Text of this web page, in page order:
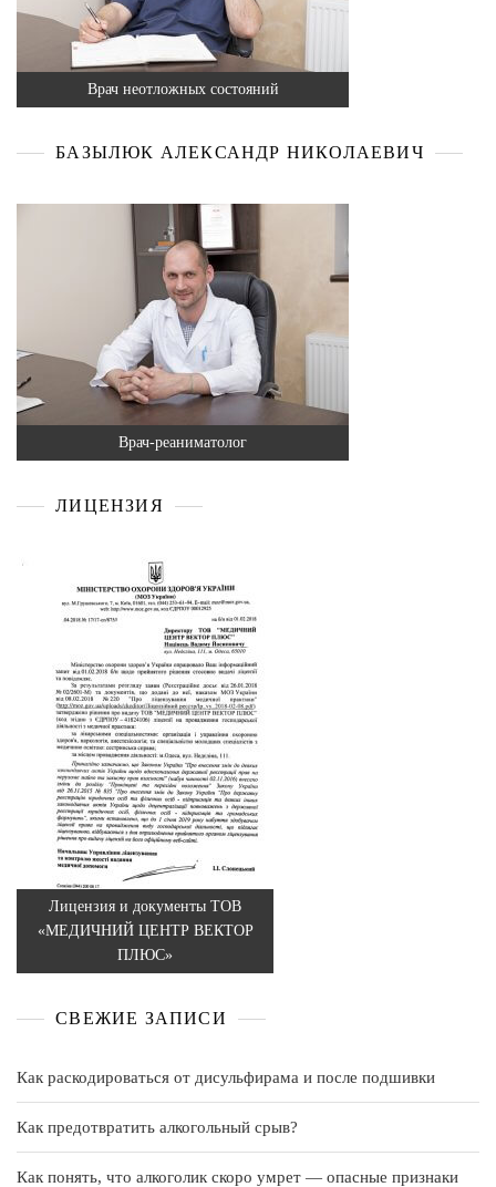
Врач неотложных состояний
БАЗЫЛЮК АЛЕКСАНДР НИКОЛАЕВИЧ
Врач-реаниматолог
ЛИЦЕНЗИЯ
Лицензия и документы ТОВ
«МЕДИЧНИЙ ЦЕНТР ВЕКТОР
ПЛЮС»
СВЕЖИЕ ЗАПИСИ
Как раскодироваться от дисульфирама и после подшивки
Как предотвратить алкогольный срыв?
Как понять, что алкоголик скоро умрет — опасные признаки